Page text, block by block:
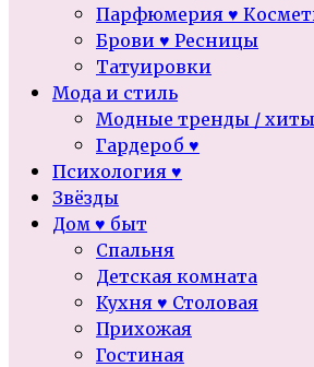
Парфюмерия ♥
Брови ♥ Ресницы
Татуировки
Мода и стиль
Модные тренды / хиты
Гардероб ♥
Психология ♥
Звёзды
Дом ♥ быт
Спальня
Детская комната
Кухня ♥ Столовая
Прихожая
Гостиная